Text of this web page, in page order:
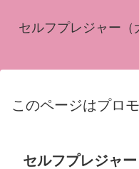
セルフプレジャー（
このページはプロ
セルフプレジャ